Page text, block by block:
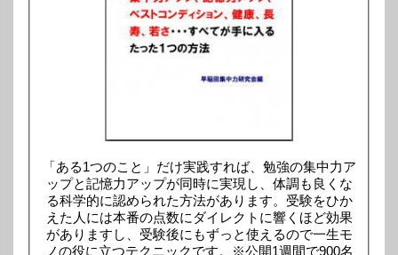
「ある1つのこと」だけ実践すれば、勉強の集中力ア
ップと記憶力アップが同時に実現し、体調も良くな
る科学的に認められた方法があります。受験をひか
えた人には本番の点数にダイレクトに響くほど効果
がありますし、受験後にもずっと使えるので一生モ
ノの役に立つテクニックです。※公開1週間で900名